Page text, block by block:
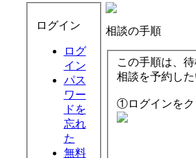
ログイン
ログ
イン
パス
ワー
ドを
忘れ
た
無料
相談の手順
この手順は、
相談を予約し
①ログインをク